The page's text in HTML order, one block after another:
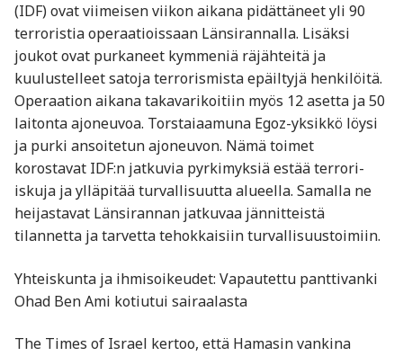
(IDF) ovat viimeisen viikon aikana pidättäneet yli 90
terroristia operaatioissaan Länsirannalla. Lisäksi
joukot ovat purkaneet kymmeniä räjähteitä ja
kuulustelleet satoja terrorismista epäiltyjä henkilöitä.
Operaation aikana takavarikoitiin myös 12 asetta ja 50
laitonta ajoneuvoa. Torstaiaamuna Egoz-yksikkö löysi
ja purki ansoitetun ajoneuvon. Nämä toimet
korostavat IDF:n jatkuvia pyrkimyksiä estää terrori-
iskuja ja ylläpitää turvallisuutta alueella. Samalla ne
heijastavat Länsirannan jatkuvaa jännitteistä
tilannetta ja tarvetta tehokkaisiin turvallisuustoimiin.
Yhteiskunta ja ihmisoikeudet: Vapautettu panttivanki
Ohad Ben Ami kotiutui sairaalasta
The Times of Israel kertoo, että Hamasin vankina